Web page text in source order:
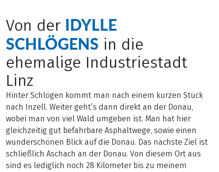
Von der IDYLLE
SCHLÖGENS in die
ehemalige Industriestadt
Linz
Hinter Schlögen kommt man nach einem kurzen Stück
nach Inzell. Weiter geht’s dann direkt an der Donau,
wobei man von viel Wald umgeben ist. Man hat hier
gleichzeitig gut befahrbare Asphaltwege, sowie einen
wunderschönen Blick auf die Donau. Das nächste Ziel ist
schließlich Aschach an der Donau. Von diesem Ort aus
sind es lediglich noch 28 Kilometer bis zu meinem